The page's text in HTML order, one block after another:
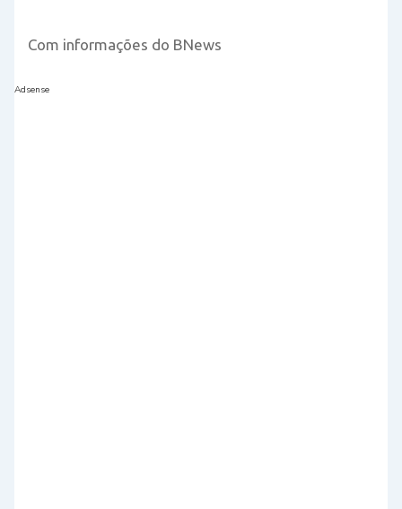
Com informações do BNews
Adsense